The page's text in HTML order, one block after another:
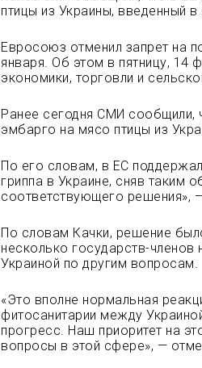
птицы из Украины, введенный в
Евросоюз отменил запрет на
января. Об этом в пятницу, 14
экономики, торговли и
Ранее сегодня СМИ сообщили,
эмбарго на мясо птицы из
По его словам, в ЕС
гриппа в Украине, сняв таким
соответствующего решения»,
По словам Качки, решение
несколько государств-
Украиной по другим вопросам.
«Это вполне нормальная
фитосанитарии между
прогресс. Наш приоритет на
вопросы в этой сфере», —